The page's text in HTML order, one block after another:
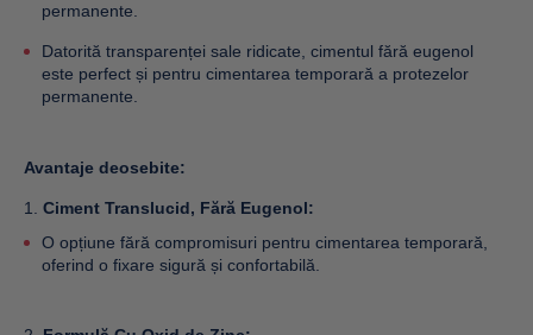
permanente.
Datorită transparenței sale ridicate, cimentul fără eugenol
este perfect și pentru cimentarea temporară a protezelor
permanente.
Avantaje deosebite:
Ciment Translucid, Fără Eugenol:
O opțiune fără compromisuri pentru cimentarea temporară,
oferind o fixare sigură și confortabilă.